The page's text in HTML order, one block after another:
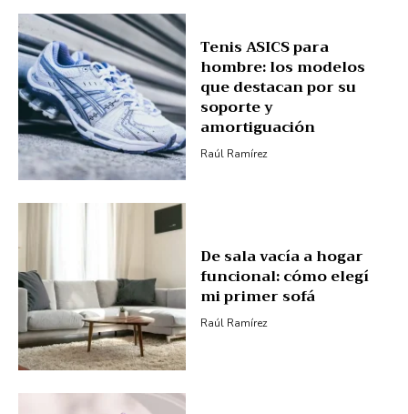
Tenis ASICS para
hombre: los modelos
que destacan por su
soporte y
amortiguación
Raúl Ramírez
De sala vacía a hogar
funcional: cómo elegí
mi primer sofá
Raúl Ramírez